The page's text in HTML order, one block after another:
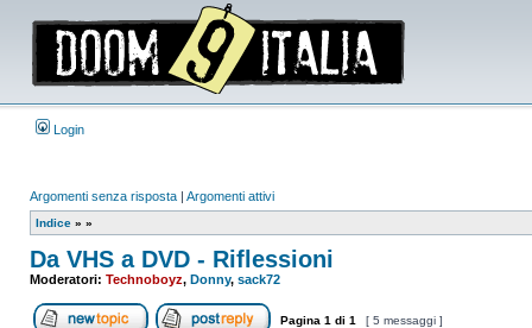
Login
Argomenti senza risposta | Argomenti attivi
Indice » »
Da VHS a DVD - Riflessioni
Moderatori: Technoboyz, Donny, sack72
Pagina 1 di 1 [ 5 messaggi ]